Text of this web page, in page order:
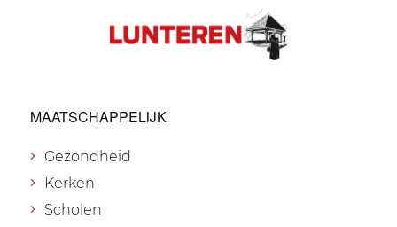
MAATSCHAPPELIJK
Gezondheid
Kerken
Scholen